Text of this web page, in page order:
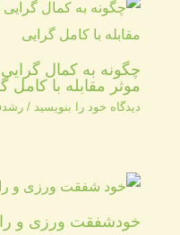
چگونه به کمال
موثر مقابله با کامل
دیدگاه‌ خود را بنویسید /
خودشفقت ورزی و